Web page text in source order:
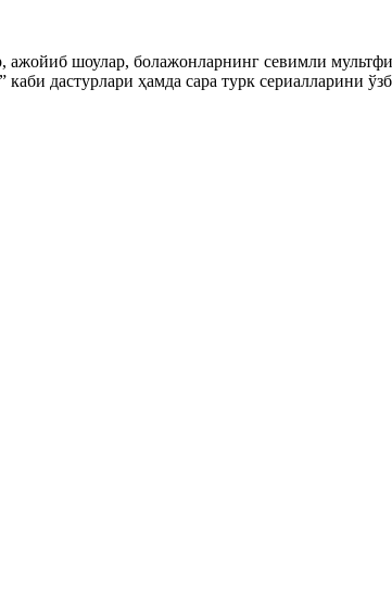
ажойиб шоулар, болажонларнинг севимли
дастурлари ҳамда сара турк сериалларини